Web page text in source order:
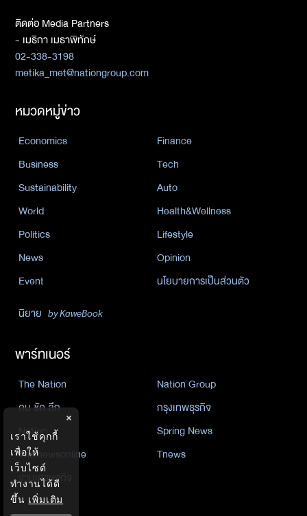
ติดต่อ Media Partners
- เมธิกา เมธาพิทักษ์
02-338-3198
metika_met@nationgroup.com
หมวดหมู่ข่าว
Economics
Finance
Business
Tech
Sustainability
Auto
World
Health&Wellness
Politics
Lifestyle
News
Opinion
Event
นโยบายการเป็นส่วนตัว
นิยาย by KaweBook
พาร์ทเนอร์
The Nation
Nation Group
คม ชัด ลึก
กรุงเทพธุรกิจ
Nation
Spring News
Thainewsonline
Tnews
ฐานเศรษฐกิจ
×
เราใช้คุกกี้
เพื่อให้
เว็บไซต์
ทำงานได้ดี
ขึ้น เพิ่มเติม